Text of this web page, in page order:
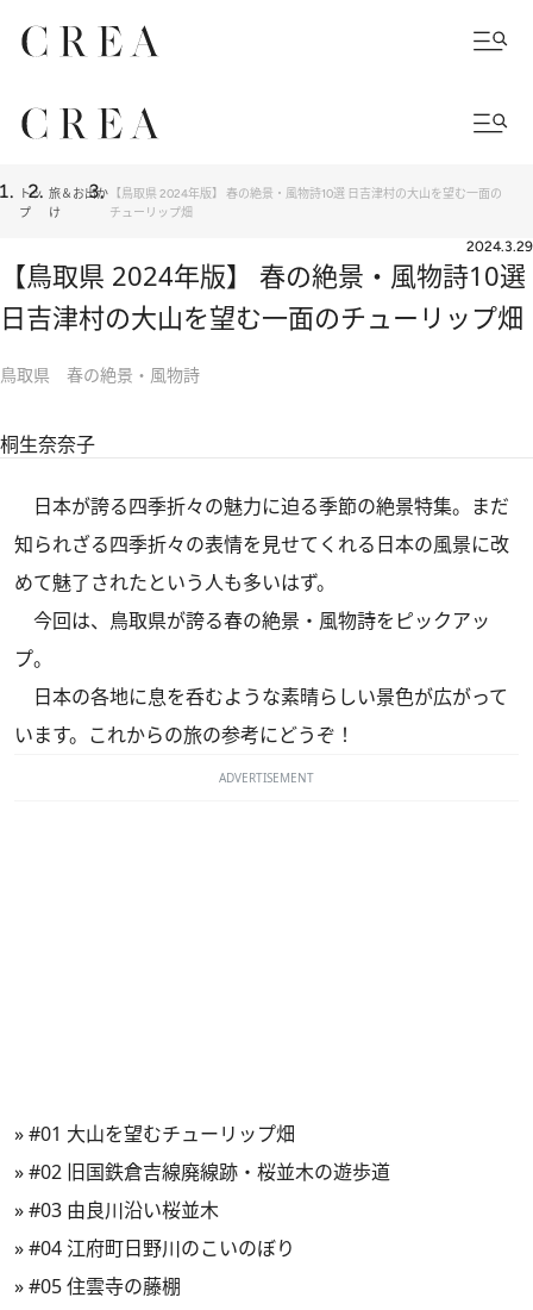
トッ
プ
旅＆お出か
け
【鳥取県 2024年版】 春の絶景・風物詩10選 日吉津村の大山を望む一面の
チューリップ畑
2024.3.29
【鳥取県 2024年版】 春の絶景・風物詩10選
日吉津村の大山を望む一面のチューリップ畑
鳥取県 春の絶景・風物詩
桐生奈奈子
日本が誇る四季折々の魅力に迫る季節の絶景特集。まだ
知られざる四季折々の表情を見せてくれる日本の風景に改
めて魅了されたという人も多いはず。
今回は、鳥取県が誇る春の絶景・風物詩をピックアッ
プ。
日本の各地に息を呑むような素晴らしい景色が広がって
います。これからの旅の参考にどうぞ！
ADVERTISEMENT
»#01 大山を望むチューリップ畑
»#02 旧国鉄倉吉線廃線跡・桜並木の遊歩道
»#03 由良川沿い桜並木
»#04 江府町日野川のこいのぼり
»#05 住雲寺の藤棚